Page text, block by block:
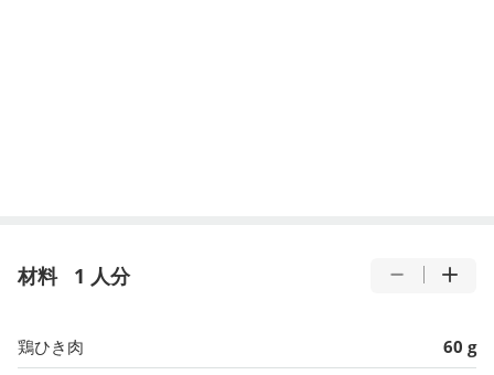
材料 1 人分
鶏ひき肉
60 g